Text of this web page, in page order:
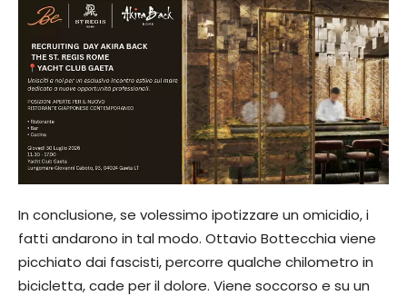
In conclusione, se volessimo ipotizzare un omicidio, i
fatti andarono in tal modo. Ottavio Bottecchia viene
picchiato dai fascisti, percorre qualche chilometro in
bicicletta, cade per il dolore. Viene soccorso e su un